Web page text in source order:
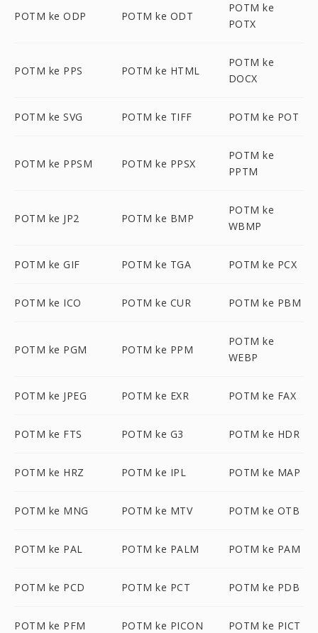
POTM ke ODP POTM ke ODT
POTM ke
POTX
POTM ke PPS POTM ke HTML
POTM ke
DOCX
POTM ke SVG POTM ke TIFF POTM ke POT
POTM ke PPSM POTM ke PPSX
POTM ke
PPTM
POTM ke JP2 POTM ke BMP
POTM ke
WBMP
POTM ke GIF POTM ke TGA POTM ke PCX
POTM ke ICO POTM ke CUR POTM ke PBM
POTM ke PGM POTM ke PPM
POTM ke
WEBP
POTM ke JPEG POTM ke EXR POTM ke FAX
POTM ke FTS POTM ke G3 POTM ke HDR
POTM ke HRZ POTM ke IPL POTM ke MAP
POTM ke MNG POTM ke MTV POTM ke OTB
POTM ke PAL POTM ke PALM POTM ke PAM
POTM ke PCD POTM ke PCT POTM ke PDB
POTM ke PFM POTM ke PICON POTM ke PICT